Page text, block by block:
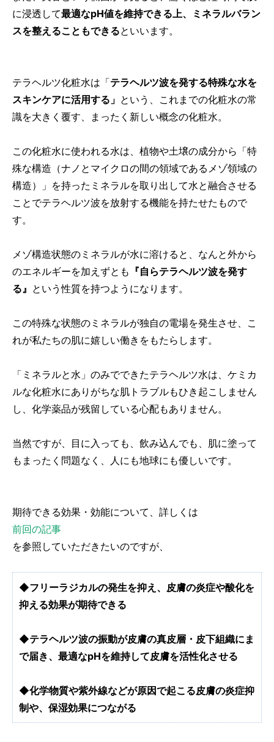
に浸透して最適なpH値を維持できる上、ミネラルバラン
スを整えることもできるといいます。
テラヘルツ化粧水は「テラヘルツ波を発する特殊な水を
スキンケアに活用する」 という、これまでの化粧水の常
識を大きく覆す、まったく新しい概念の化粧水。
この化粧水に使われる水は、植物や土壌の成分から「特
殊な構造（ナノとマイクロの間の領域であるメゾ領域の
構造）」を持ったミネラルを取り出して水と融合させる
ことでテラヘルツ波を放射する機能を持たせたもので
す。
メゾ構造状態のミネラルが水に溶けると、なんと外から
のエネルギーを加えずとも 『自らテラヘルツ波を発す
る』 という性質を持つようになります。
この特殊な状態のミネラルが独自の電場を発生させ、こ
れが私たちの肌に嬉しい働きをもたらします。
「ミネラルと水」のみでできたテラヘルツ水は、ケミカ
ルな化粧水にありがちな肌トラブルもひき起こしません
し、化学薬品が残留している心配もありません。
当然ですが、目に入っても、飲み込んでも、肌に塗って
もまったく問題なく、人にも地球にも優しいです。
期待できる効果・効能について、詳しくは
前回の記事
を参照していただきたいのですが、
◆フリーラジカルの発生を抑え、皮膚の炎症や酸化を
抑える効果が期待できる
◆テラヘルツ波の振動が皮膚の真皮層・皮下組織にま
で届き、最適なpHを維持して皮膚を活性化させる
◆化学物質や紫外線などが原因で起こる皮膚の炎症抑
制や、保湿効果につながる